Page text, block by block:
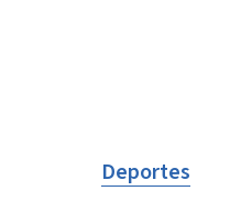
Deportes